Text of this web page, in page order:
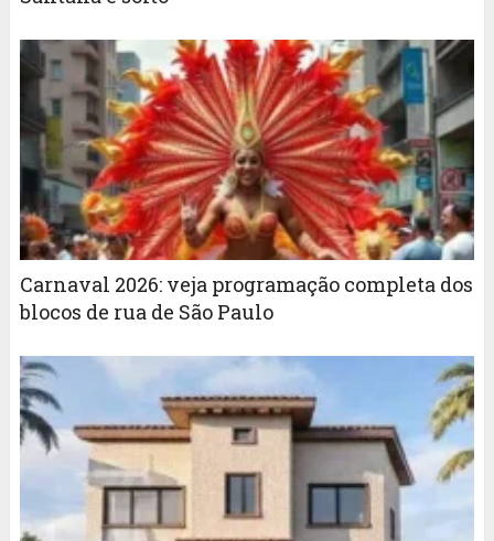
Carnaval 2026: veja programação completa dos
blocos de rua de São Paulo